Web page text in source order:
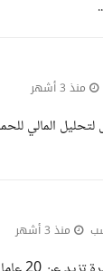
منذ 3 أشهر
لتحليل المالي
منذ 3 أشهر